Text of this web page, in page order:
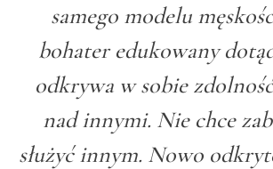
samego modelu
bohater edukowany
odkrywa w sobie
nad innymi. Nie chce
służyć innym. Nowo